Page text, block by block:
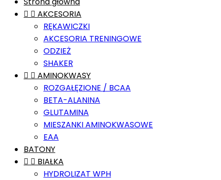
  AKCESORIA
RĘKAWICZKI
AKCESORIA TRENINGOWE
ODZIEŻ
SHAKER
  AMINOKWASY
ROZGAŁĘZIONE / BCAA
BETA-ALANINA
GLUTAMINA
MIESZANKI AMINOKWASOWE
EAA
BATONY
  BIAŁKA
HYDROLIZAT WPH